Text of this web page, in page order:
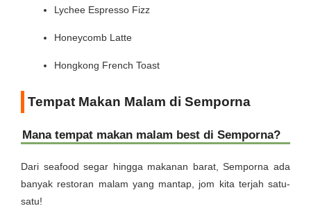
Lychee Espresso Fizz
Honeycomb Latte
Hongkong French Toast
Tempat Makan Malam di Semporna
Mana tempat makan malam best di Semporna?
Dari seafood segar hingga makanan barat, Semporna ada
banyak restoran malam yang mantap, jom kita terjah satu-
satu!